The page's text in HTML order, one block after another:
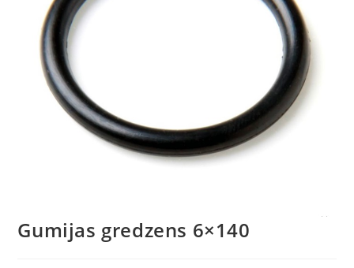
Gumijas gredzens 6×140